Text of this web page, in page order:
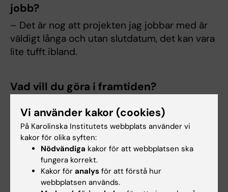
jobb?
– Det är nog att projekten jag jobbar med är
väldigt långa och utan slutdatum, det kan vara
lite tufft ibland.
Vad vill du göra i framtiden?
rollen att stödja forskning för andra
forskargrupper.
Purans tips till dig som är intresserad av
Vi använder kakor (cookies)
På Karolinska Institutets webbplats använder vi
kakor för olika syften:
Nödvändiga kakor för att webbplatsen ska
fungera korrekt.
Kakor för analys för att förstå hur
webbplatsen används.